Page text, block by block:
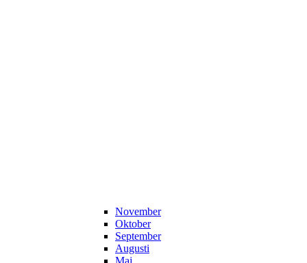
November
Oktober
September
Augusti
Maj